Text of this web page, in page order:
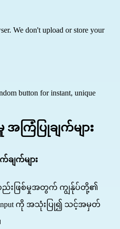
We don't upload or store your
button for instant, unique
အကြံပြုချက်များ
ချက်များ
ည်းဖြစ်မှုအတွက် ကျွန်ုပ်တို့၏
input ကို အသုံးပြု၍ သင့်အမှတ်